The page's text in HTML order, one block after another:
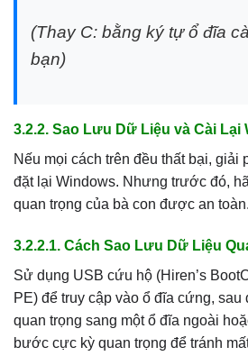
(Thay C: bằng ký tự ổ đĩa
bạn)
3.2.2. Sao Lưu Dữ Liệu và Cài Lại
Nếu mọi cách trên đều thất bại, giải
đặt lại Windows. Nhưng trước đó,
quan trọng của bà con được an toàn.
3.2.2.1. Cách Sao Lưu Dữ Liệu
Sử dụng USB cứu hộ (Hiren’s
PE) để truy cập vào ổ đĩa cứng, sau
quan trọng sang một ổ đĩa ngoài
bước cực kỳ quan trọng để tránh